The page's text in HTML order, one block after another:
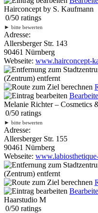
Hairconcept by S. Kaufmann
0/50 ratings
► bitte bewerten
Adresse:
Allersberger Str. 143
90461 Nürnberg
Webseite: www.hairconcept-
(Zentrum) entfernt
Melanie Richter – Cosmetics
0/50 ratings
► bitte bewerten
Adresse:
Allersberger Str. 155
90461 Nürnberg
Webseite:
(Zentrum) entfernt
Haarstudio M
0/50 ratings